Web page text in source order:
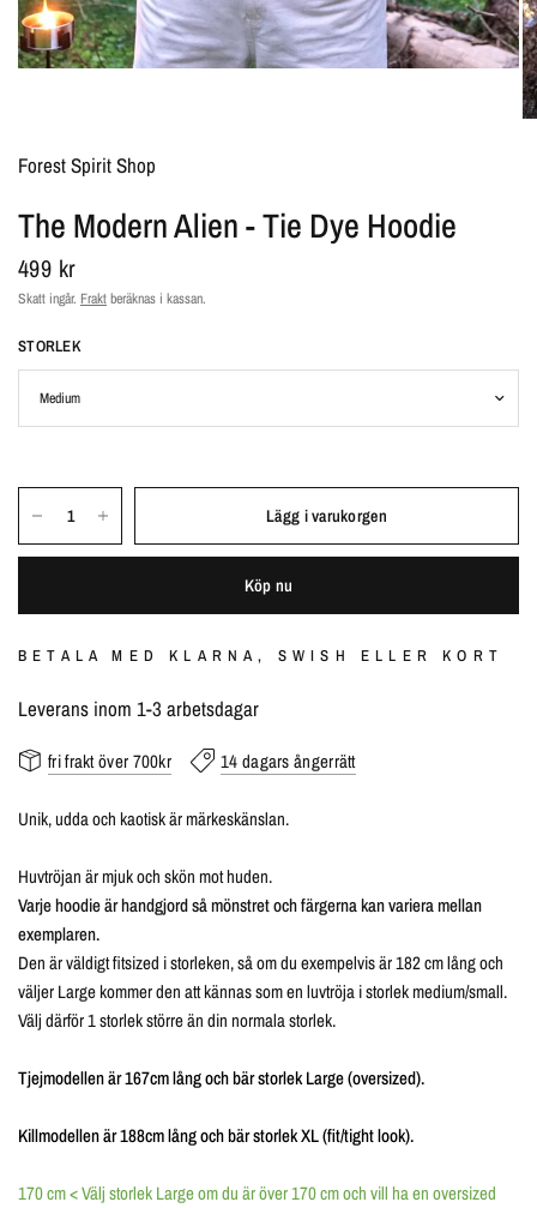
Forest Spirit Shop
The Modern Alien - Tie Dye Hoodie
499 kr
Skatt ingår. Fraktberäknas i kassan.
STORLEK
Lägg i varukorgen
Köp nu
BETALA MED KLARNA, SWISH ELLER KORT
Leverans inom 1-3 arbetsdagar
fri frakt över 700kr 14 dagars ångerrätt
Unik, udda och kaotisk är märkeskänslan.
Huvtröjan är mjuk och skön mot huden.
Varje hoodie är handgjord så mönstret och färgerna kan variera mellan
exemplaren.
Den är väldigt fitsized i storleken, så om du exempelvis är 182 cm lång och
väljer Large kommer den att kännas som en luvtröja i storlek medium/small.
Välj därför 1 storlek större än din normala storlek.
Tjejmodellen är 167cm lång och bär storlek Large (oversized).
Killmodellen är 188cm lång och bär storlek XL (fit/tight look).
170 cm < Välj storlek Large om du är över 170 cm och vill ha en oversized